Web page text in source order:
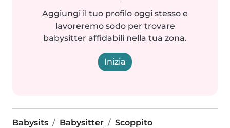
Aggiungi il tuo profilo oggi stesso e
lavoreremo sodo per trovare
babysitter affidabili nella tua zona.
Inizia
Babysits Babysitter Scoppito